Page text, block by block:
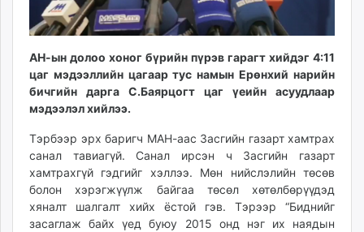
urlag.mn
asu.mn
shudarga.mn
isee.mn
mglradio.com
fact.mn
itoim.mn
tumen.mn
АН-ын долоо хоног бүрийн пүрэв гарагт хийдэг 4:11
цаг мэдээллийн цагаар тус намын Ерөнхий нарийн
бичгийн дарга С.Баярцогт цаг үеийн асуудлаар
мэдээлэл хийлээ.
Тэрбээр эрх баригч МАН-аас Засгийн газарт хамтрах
санал тавиагүй. Санал ирсэн ч Засгийн газарт
хамтрахгүй гэдгийг хэллээ. Мөн нийслэлийн төсөв
болон хэрэгжүүлж байгаа төсөл хөтөлбөрүүдэд
хяналт шалгалт хийх ёстой гэв. Тэрээр “Биднийг
засаглаж байх үед буюу 2015 онд нэг их наядын